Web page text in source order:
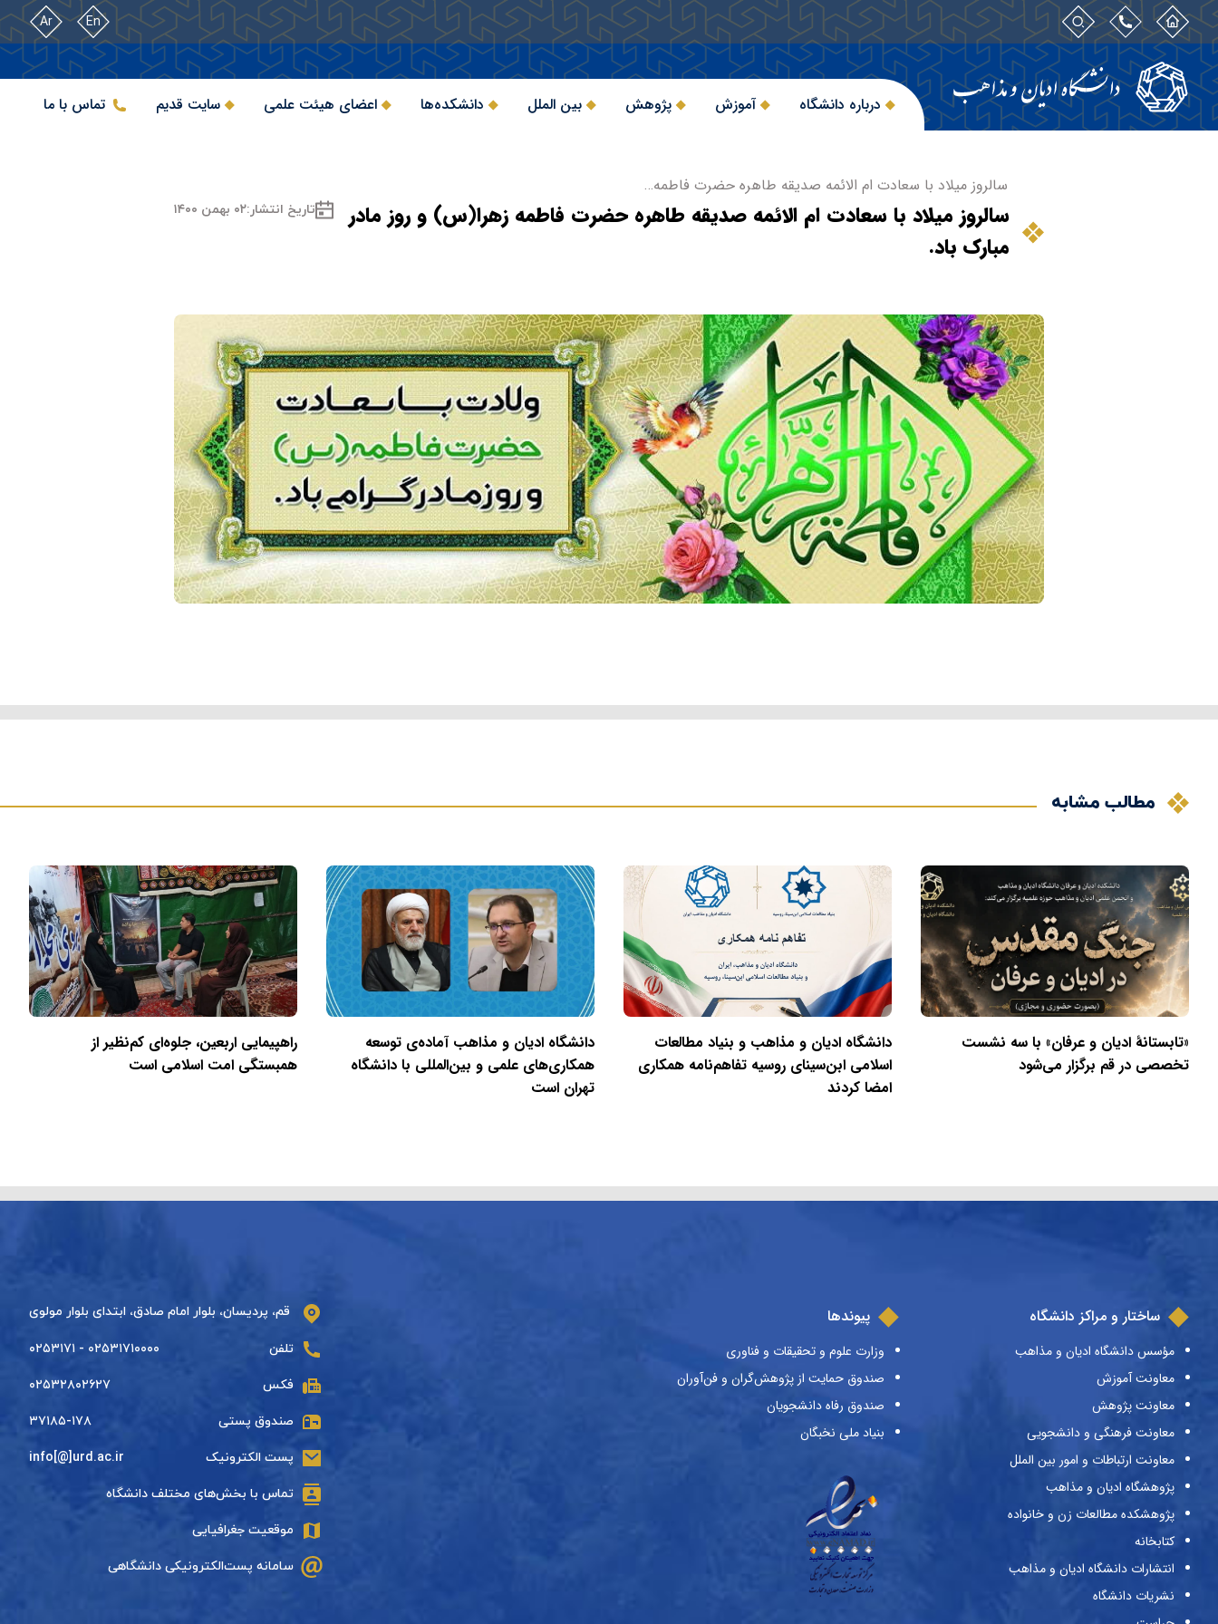
En
Ar
درباره دانشگاه آموزش پژوهش بین الملل دانشکده‌ها اعضای هیئت علمی سایت قدیم تماس با ما
سالروز میلاد با سعادت ام الائمه صدیقه طاهره حضرت فاطمه…
سالروز میلاد با سعادت ام الائمه صدیقه طاهره حضرت فاطمه زهرا(س) و روز مادر
مبارک باد.
تاریخ انتشار:۰۲ بهمن ۱۴۰۰
مطالب مشابه
«تابستانهٔ ادیان و عرفان» با سه نشست
تخصصی در قم برگزار می‌شود
دانشگاه ادیان و مذاهب و بنیاد مطالعات
اسلامی ابن‌سینای روسیه تفاهم‌نامه همکاری
امضا کردند
دانشگاه ادیان و مذاهب آماده‌ی توسعه
همکاری‌های علمی و بین‌المللی با دانشگاه
تهران است
راهپیمایی اربعین، جلوه‌ای کم‌نظیر از
همبستگی امت اسلامی است
ساختار و مراکز دانشگاه
مؤسس دانشگاه ادیان و مذاهب
معاونت آموزش
معاونت پژوهش
معاونت فرهنگی و دانشجویی
معاونت ارتباطات و امور بین الملل
پژوهشگاه ادیان و مذاهب
پژوهشکده مطالعات زن و خانواده
کتابخانه
انتشارات دانشگاه ادیان و مذاهب
نشریات دانشگاه
پیوندها
وزارت علوم و تحقیقات و فناوری
صندوق حمایت از پژوهش‌گران و فن‌آوران
صندوق رفاه دانشجویان
بنیاد ملی نخبگان
قم، پردیسان، بلوار امام صادق، ابتدای بلوار مولوی
تلفن ۰۲۵۳۱۷۱۰۰۰۰ - ۰۲۵۳۱۷۱
فکس ۰۲۵۳۲۸۰۲۶۲۷
صندوق پستی ۳۷۱۸۵-۱۷۸
پست الکترونیک info[@]urd.ac.ir
تماس با بخش‌های مختلف دانشگاه
موقعیت جغرافیایی
سامانه پست‌الکترونیکی دانشگاهی